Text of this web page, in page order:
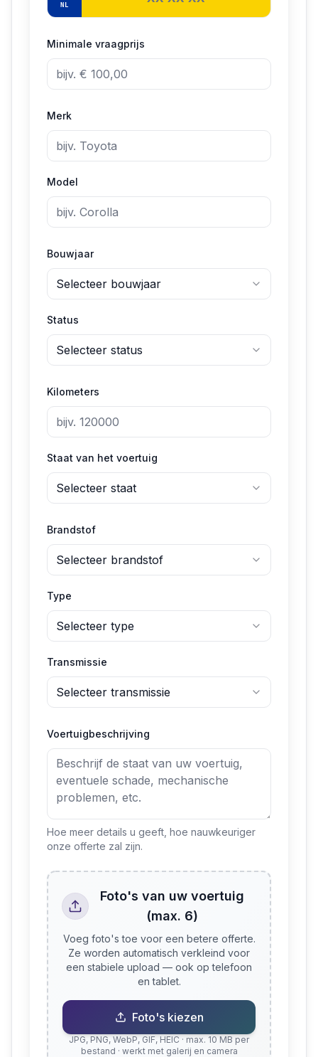
NL
Minimale vraagprijs
Merk
Model
Bouwjaar
Selecteer bouwjaar
Status
Selecteer status
Kilometers
Staat van het voertuig
Selecteer staat
Brandstof
Selecteer brandstof
Type
Selecteer type
Transmissie
Selecteer transmissie
Voertuigbeschrijving
Hoe meer details u geeft, hoe nauwkeuriger
onze offerte zal zijn.
Foto's van uw voertuig
(max. 6)
Voeg foto's toe voor een betere offerte.
Ze worden automatisch verkleind voor
een stabiele upload — ook op telefoon
en tablet.
Foto's kiezen
JPG, PNG, WebP, GIF, HEIC · max. 10 MB per
bestand · werkt met galerij en camera